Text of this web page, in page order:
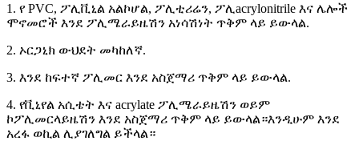
1. የ PVC, ፖሊቪኒል አልኮሆል, ፖሊቲሪሬን, ፖሊacrylonitrile እና ሌሎች
ሞኖመሮች እንደ ፖሊሜራይዜሽን አነሳሽነት ጥቅም ላይ ይውላል.
2. ኦርጋኒክ ውህደት መካከለኛ.
3. እንደ ከፍተኛ ፖሊመር እንደ አስጀማሪ ጥቅም ላይ ይውላል.
4. የቪኒየል አሲቴት እና acrylate ፖሊሜራይዜሽን ወይም
ኮፖሊመርላይዜሽን እንደ አስጀማሪ ጥቅም ላይ ይውላል።እንዲሁም እንደ
አረፋ ወኪል ሊያገለግል ይችላል።